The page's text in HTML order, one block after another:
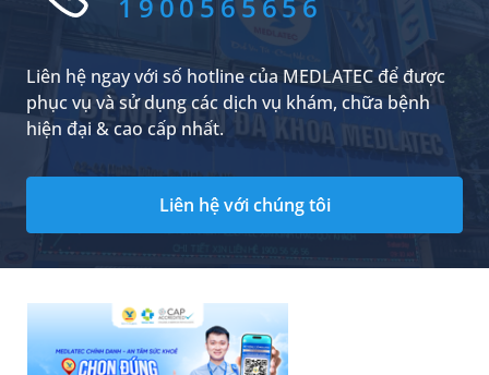
Liên hệ ngay với số hotline của MEDLATEC để được
phục vụ và sử dụng các dịch vụ khám, chữa bệnh
hiện đại & cao cấp nhất.
Liên hệ với chúng tôi